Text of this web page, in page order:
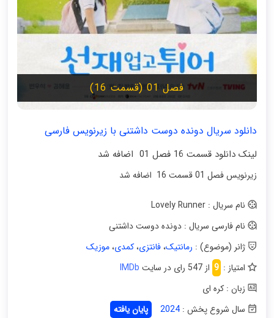
فصل 01 (قسمت 16)
دانلود سریال دونده دوست داشتنی با زیرنویس فارسی
لینک دانلود قسمت 16 فصل 01 اضافه شد
زیرنویس فصل 01 قسمت 16 اضافه شد
نام سریال : Lovely Runner
نام فارسی سریال : دونده دوست داشتنی
ژانر (موضوع) : رمانتیک،فانتزی،کمدی،موزیک
امتیاز : 9 از 547 رای در سایت
IMDb
زبان : کره ای
سال شروع پخش :2024
پایان یافته